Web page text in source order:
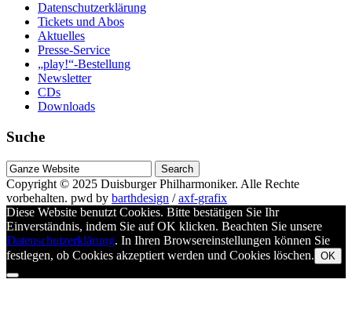
Datenschutzerklärung
Tickets und Abos
Aktuelles
Presse-Service
„play!“-Bestellung
Newsletter
CDs
Downloads
Suche
Suche
nach
Copyright © 2025 Duisburger Philharmoniker. Alle Rechte
vorbehalten. pwd by barthdesign /axf-grafix
Diese Website benutzt Cookies. Bitte bestätigen Sie Ihr
Einverständnis, indem Sie auf OK klicken. Beachten Sie unsere
Datenschutzerklärung. In Ihren Browsereinstellungen können Sie
festlegen, ob Cookies akzeptiert werden und Cookies löschen. OK